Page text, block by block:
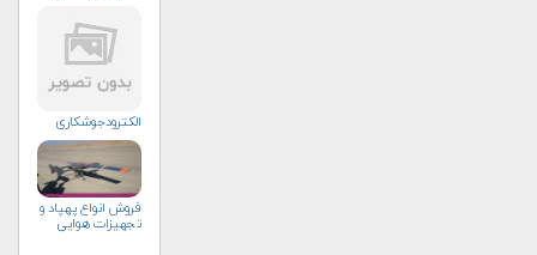
الکترودجوشکاری
فروش انواع پهپاد و
تجهيزات هوايي